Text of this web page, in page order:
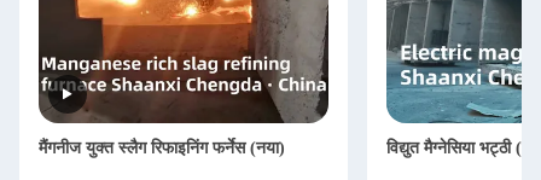
मैंगनीज युक्त स्लैग रिफाइनिंग फर्नेस (नया) विद्युत मैग्नेसिया भट्ठी